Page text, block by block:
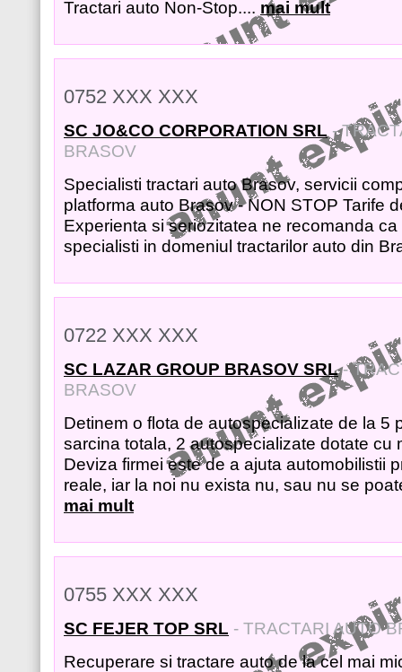
Tractari auto Non-Stop.... mai mult
0752 XXX XXX
SC JO&CO CORPORATION SRL -
BRASOV
Specialisti tractari auto Brasov, servicii
platforma auto Brasov - NON STOP Tarife
Experienta si seriozitatea ne recomanda
specialisti in domeniul tractarilor auto din
0722 XXX XXX
SC LAZAR GROUP BRASOV SRL-
BRASOV
Detinem o flota de autospecializate de la 5
sarcina totala, 2 autospecializate dotate cu
Deviza firmei este de a ajuta automobilistii
reale, iar la noi nu exista nu, sau nu se
mai mult
0755 XXX XXX
SC FEJER TOP SRL - TRACTARI AUTO
Recuperare si tractare auto de la cel mai